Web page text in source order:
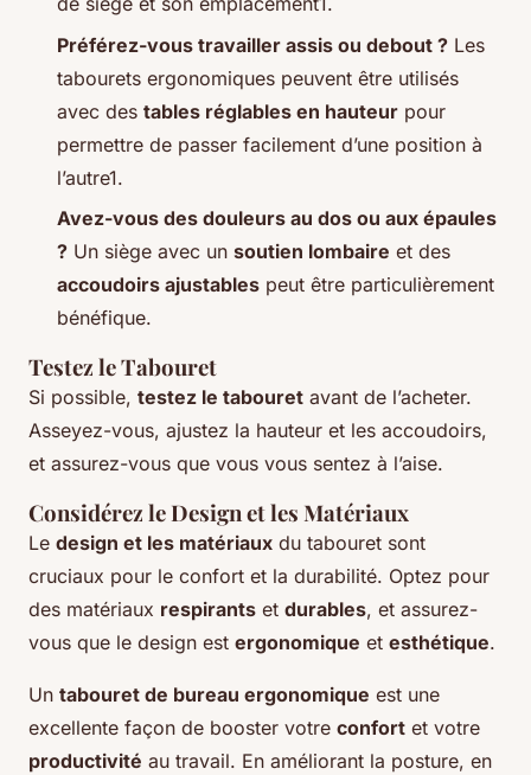
Préférez-vous travailler assis ou debout ? Les
tabourets ergonomiques peuvent être utilisés
avec des tables réglables en hauteur pour
permettre de passer facilement d’une position à
l’autre1.
Avez-vous des douleurs au dos ou aux épaules
? Un siège avec un soutien lombaire et des
accoudoirs ajustables peut être particulièrement
bénéfique.
Testez le Tabouret
Si possible, testez le tabouret avant de l’acheter.
Asseyez-vous, ajustez la hauteur et les accoudoirs,
et assurez-vous que vous vous sentez à l’aise.
Considérez le Design et les Matériaux
Le design et les matériaux du tabouret sont
cruciaux pour le confort et la durabilité. Optez pour
des matériaux respirants et durables, et assurez-
vous que le design est ergonomique et esthétique.
Un tabouret de bureau ergonomique est une
excellente façon de booster votre confort et votre
productivité au travail. En améliorant la posture, en